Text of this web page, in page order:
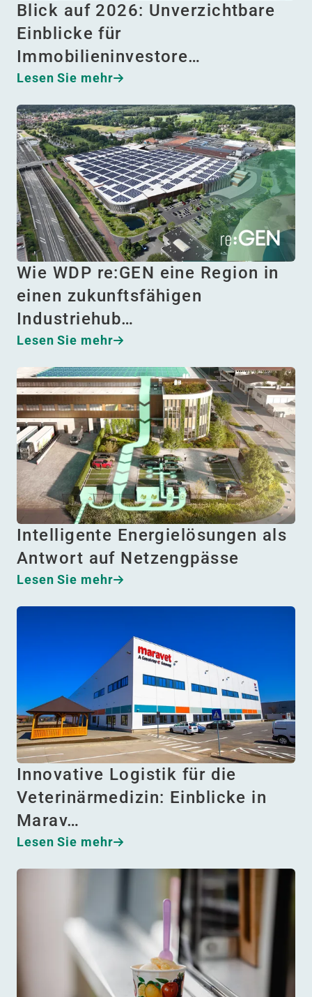
Blick auf 2026: Unverzichtbare
Einblicke für
Immobilieninvestore…
Lesen Sie mehr
Wie WDP re:GEN eine Region in
einen zukunftsfähigen
Industriehub…
Lesen Sie mehr
Intelligente Energielösungen als
Antwort auf Netzengpässe
Lesen Sie mehr
Innovative Logistik für die
Veterinärmedizin: Einblicke in
Marav…
Lesen Sie mehr